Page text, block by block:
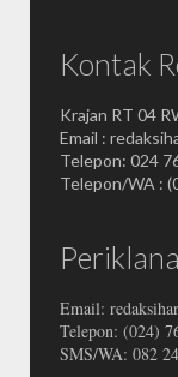
Kontak
Krajan RT 04
Email :
Telepon: 024
Telepon/WA :
Email:
Telepon: (024)
SMS/WA: 082